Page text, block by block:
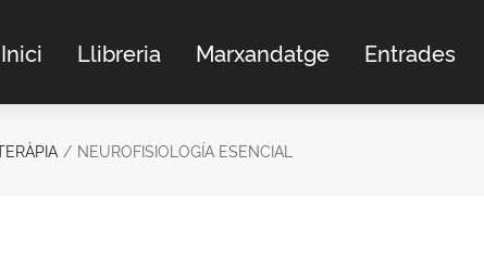
Inici Llibreria Marxandatge Entrades
NEUROFISIOLOGÍA ESENCIAL